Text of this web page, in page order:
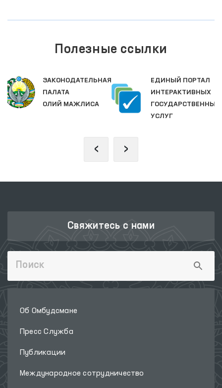
Полезные ссылки
ЕДИНЫЙ ПОРТАЛ
ИНТЕРАКТИВНЫХ
ГОСУДАРСТВЕННЫХ
ПОРТАЛ
КОЛЛЕКТИВНЫХ
ОБРАЩЕНИЙ
‹ ›
Свяжитесь с нами
Об Омбудсмане
Пресс Служба
Публикации
Международное сотрудничество